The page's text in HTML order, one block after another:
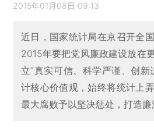
2015年01月08日 09:13
近日，国家统计局在京召开全
2015年要把党风廉政建设放在
立“真实可信、科学严谨、创新
计核心价值观，始终将统计上
最大腐败予以坚决惩处，打造